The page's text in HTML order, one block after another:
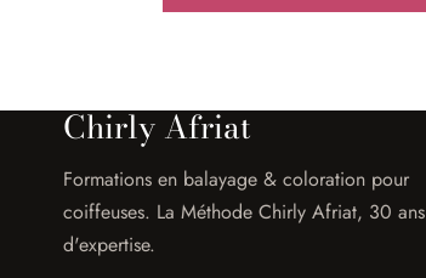
Chirly Afriat
Formations en balayage & coloration pour
coiffeuses. La Méthode Chirly Afriat, 30 ans
d'expertise.